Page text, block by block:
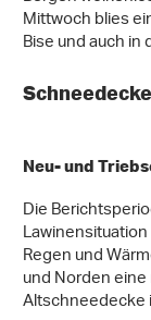
Mittwoch blies
Bise und auch
Neu- und
Die
Regen und
und Norden
Altschneedecke